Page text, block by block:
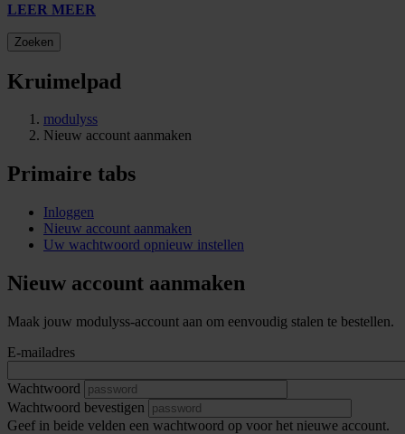
LEER MEER
Zoeken
Kruimelpad
modulyss
Nieuw account aanmaken
Primaire tabs
Inloggen
Nieuw account aanmaken
Uw wachtwoord opnieuw instellen
Nieuw account aanmaken
Maak jouw modulyss-account aan om eenvoudig stalen te bestellen.
E-mailadres
Wachtwoord
Wachtwoord bevestigen
Geef in beide velden een wachtwoord op voor het nieuwe account.